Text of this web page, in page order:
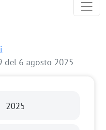
del 6 agosto 2025
2025